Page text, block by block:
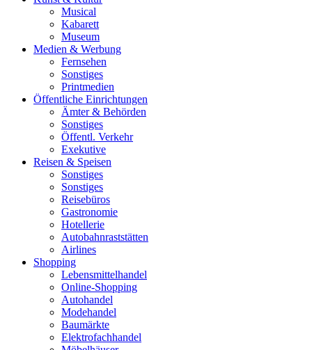
Musical
Kabarett
Museum
Medien & Werbung
Fernsehen
Sonstiges
Printmedien
Öffentliche Einrichtungen
Ämter & Behörden
Sonstiges
Öffentl. Verkehr
Exekutive
Reisen & Speisen
Sonstiges
Sonstiges
Reisebüros
Gastronomie
Hotellerie
Autobahnraststätten
Airlines
Shopping
Lebensmittelhandel
Online-Shopping
Autohandel
Modehandel
Baumärkte
Elektrofachhandel